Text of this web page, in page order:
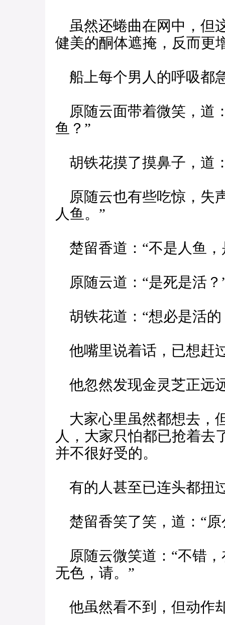
虽然还蜷曲在网中，但
健美的酮体遮掩，反而更
船上每个男人的呼吸都
原随云面带着微笑，道
鱼？”
胡铁花摸了摸鼻子，道
原随云也有些吃惊，失
人鱼。”
楚留香道：“不是人鱼
原随云道：“是死是活？
胡铁花道：“想必是活的
他嘴里说着话，已想赶
他忽然发现金灵芝正远
大家心里虽然都想去，
人，大家只怕都已抢着去
并不很好受的。
有的人甚至已连头都扭
楚留香笑了笑，道：“原
原随云微笑道：“不错
无色，请。”
他虽然看不到，但动作